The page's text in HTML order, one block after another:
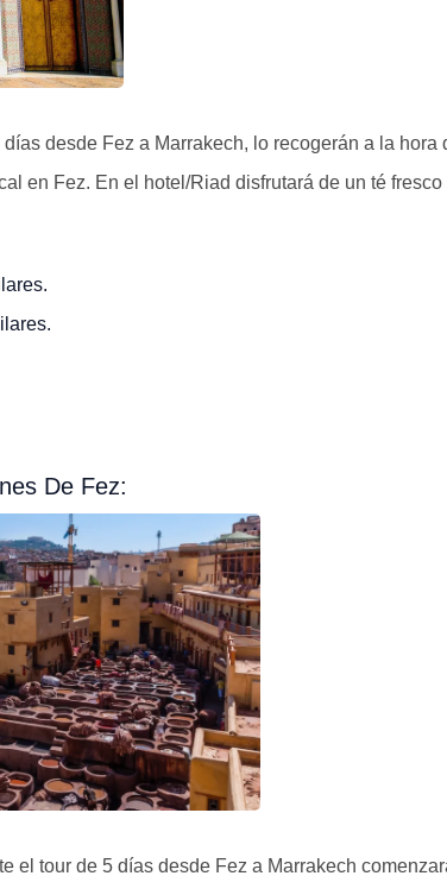
desde Fez a Marrakech, lo recogerán a la
en Fez. En el hotel/Riad disfrutará de un té
De Fez:
el tour de 5 días desde Fez a Marrakech